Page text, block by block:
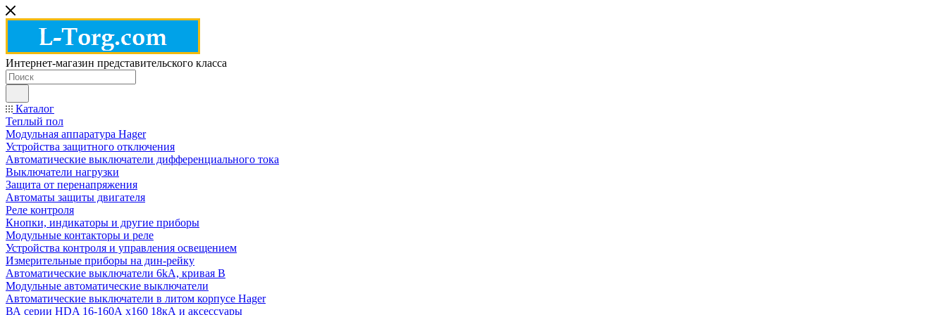
Интернет-магазин представительского класса
Каталог
Теплый пол
Модульная аппаратура Hager
Устройства защитного отключения
Автоматические выключатели дифференциального тока
Выключатели нагрузки
Защита от перенапряжения
Автоматы защиты двигателя
Реле контроля
Кнопки, индикаторы и другие приборы
Модульные контакторы и реле
Устройства контроля и управления освещением
Измерительные приборы на дин-рейку
Автоматические выключатели 6kA, кривая В
Модульные автоматические выключатели
Автоматические выключатели в литом корпусе Hager
ВА серии HDA 16-160А x160 18кА и аксессуары